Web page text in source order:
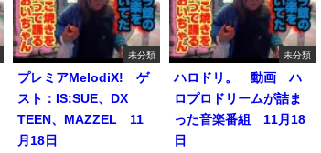
未分類
プレミアMelodiX! ゲ
スト：IS:SUE、DX
TEEN、MAZZEL 11
月18日
未分類
ハロドリ。 動画 ハ
ロプロドリームが詰ま
った音楽番組 11月18
日